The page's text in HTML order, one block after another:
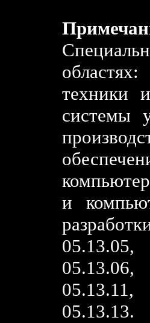
техники
системы
и
05.13.05,
05.13.06,
05.13.11,
05.13.13.